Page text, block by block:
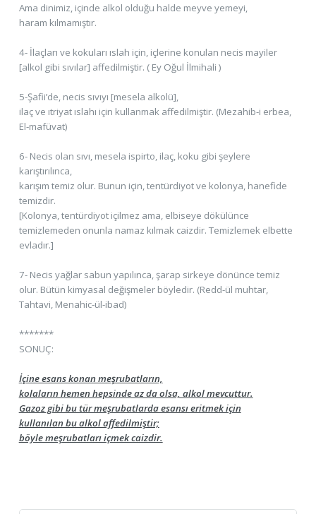
Ama dinimiz, içinde alkol olduğu halde meyve yemeyi,
haram kılmamıştır.
4- İlaçları ve kokuları ıslah için, içlerine konulan necis mayiler
[alkol gibi sıvılar] affedilmiştir. ( Ey Oğul İlmihali )
5-Şafii’de, necis sıvıyı [mesela alkolü],
ilaç ve ıtriyat ıslahı için kullanmak affedilmiştir. (Mezahib-i erbea,
El-mafüvat)
6- Necis olan sıvı, mesela ispirto, ilaç, koku gibi şeylere
karıştırılınca,
karışım temiz olur. Bunun için, tentürdiyot ve kolonya, hanefide
temizdir.
[Kolonya, tentürdiyot içilmez ama, elbiseye dökülünce
temizlemeden onunla namaz kılmak caizdir. Temizlemek elbette
evladır.]
7- Necis yağlar sabun yapılınca, şarap sirkeye dönünce temiz
olur. Bütün kimyasal değişmeler böyledir. (Redd-ül muhtar,
Tahtavi, Menahic-ül-ibad)
*******
SONUÇ:
İçine esans konan meşrubatların,
kolaların hemen hepsinde az da olsa, alkol mevcuttur.
Gazoz gibi bu tür meşrubatlarda esansı eritmek için
kullanılan bu alkol affedilmiştir;
böyle meşrubatları içmek caizdir.